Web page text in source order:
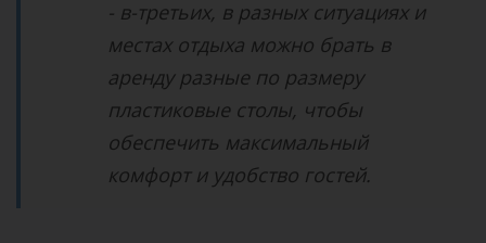
- в-третьих, в разных ситуациях и
местах отдыха можно брать в
аренду разные по размеру
пластиковые столы, чтобы
обеспечить максимальный
комфорт и удобство гостей.